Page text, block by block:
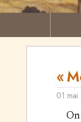
«
01